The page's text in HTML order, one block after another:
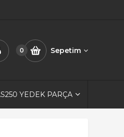
0 Sepetim
YEDEK PARÇA